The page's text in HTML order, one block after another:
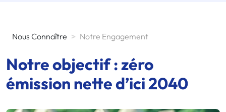
Nous Connaître > Notre Engagement
Notre objectif : zéro
émission nette d’ici 2040